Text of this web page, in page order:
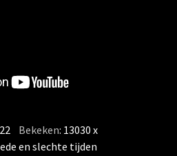
/ Bekeken: 13030 x
en slechte tijden